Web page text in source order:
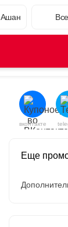
Ашан
вконтакте
Еще